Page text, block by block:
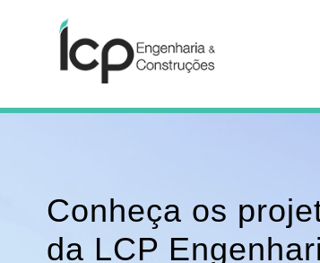
Conheça os
da LCP